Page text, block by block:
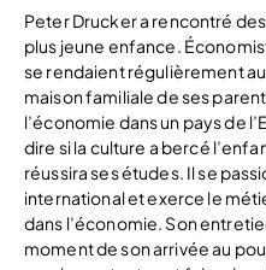
Peter Drucker a rencontré
plus jeune enfance.
se rendaient régulièrement
maison familiale de ses
l’économie dans un pays de
dire si la culture a bercé
réussira ses études. Il se
international et exerce le
dans l’économie. Son
moment de son arrivée au